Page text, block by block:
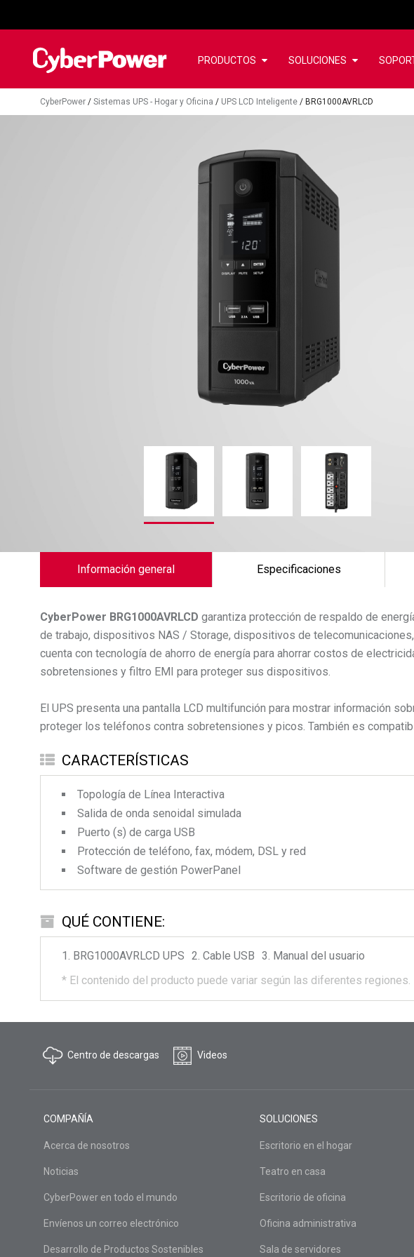
PRODUCTOS SOLUCIONES
CyberPower / Sistemas UPS - Hogar y Oficina / UPS LCD Inteligente / BRG1000AVRLCD
Información general Especificaciones
CyberPower BRG1000AVRLCD garantiza protección de respaldo de
de trabajo, dispositivos NAS / Storage, dispositivos de
cuenta con tecnología de ahorro de energía para ahorrar costos de
sobretensiones y filtro EMI para proteger sus dispositivos.
El UPS presenta una pantalla LCD multifunción para mostrar información
proteger los teléfonos contra sobretensiones y picos. También es
CARACTERÍSTICAS
Topología de Línea Interactiva
Salida de onda senoidal simulada
Puerto (s) de carga USB
Protección de teléfono, fax, módem, DSL y red
Software de gestión PowerPanel
QUÉ CONTIENE:
BRG1000AVRLCD UPS Cable USB
Manual del usuario
* El contenido del producto puede variar según las diferentes regiones.
Centro de descargas Videos
COMPAÑÍA
Acerca de nosotros
Noticias
CyberPower en todo el mundo
Envíenos un correo electrónico
Desarrollo de Productos Sostenibles
SOLUCIONES
Escritorio en el hogar
Teatro en casa
Escritorio de oficina
Oficina administrativa
Sala de servidores